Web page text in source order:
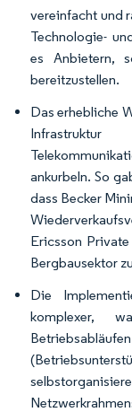
vereinfacht und
Technologie-
es Anbietern,
bereitzustellen.
Das erhebliche
ankurbeln. So
dass Becker
Ericsson
Bergbausektor
Die
komplexer,